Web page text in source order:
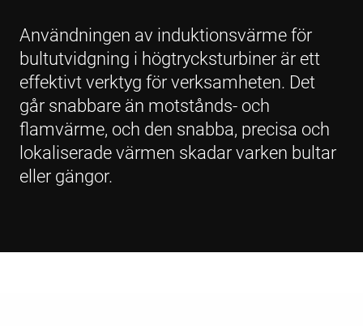
Användningen av induktionsvärme för
bultutvidgning i högtrycksturbiner är ett
effektivt verktyg för verksamheten. Det
går snabbare än motstånds- och
flamvärme, och den snabba, precisa och
lokaliserade värmen skadar varken bultar
eller gängor.